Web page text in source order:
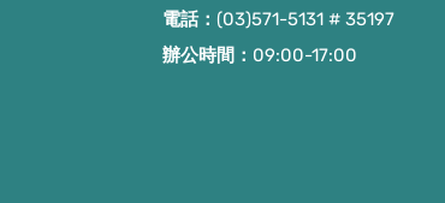
電話：(03)571-5131 # 35197
​辦公時間：09:00-17:00